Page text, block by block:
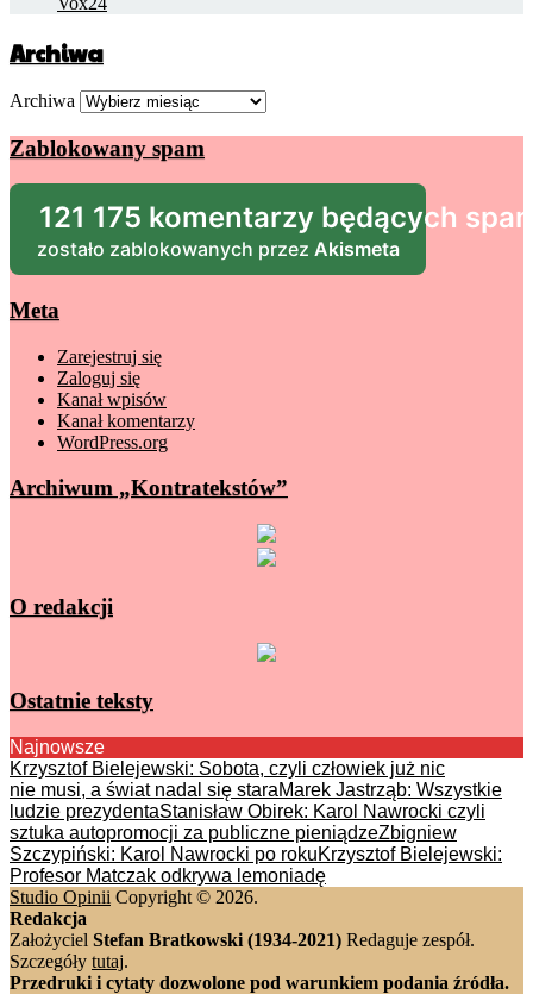
Archiwa
Archiwa
Zablokowany spam
121 175 komentarzy będących
zostało zablokowanych przez Akismeta
Meta
Zarejestruj się
Zaloguj się
Kanał wpisów
Kanał komentarzy
WordPress.org
Archiwum „Kontratekstów”
O redakcji
Ostatnie teksty
Najnowsze
Krzysztof Bielejewski: Sobota, czyli człowiek już nic
nie musi, a świat nadal się staraMarek Jastrząb: Wszystkie
ludzie prezydentaStanisław Obirek: Karol Nawrocki czyli
sztuka autopromocji za publiczne pieniądzeZbigniew
Szczypiński: Karol Nawrocki po rokuKrzysztof Bielejewski:
Profesor Matczak odkrywa lemoniadę
Studio Opinii Copyright © 2026.
Redakcja
Założyciel Stefan Bratkowski (1934-2021) Redaguje zespół.
Szczegóły tutaj.
Przedruki i cytaty dozwolone pod warunkiem podania źródła.